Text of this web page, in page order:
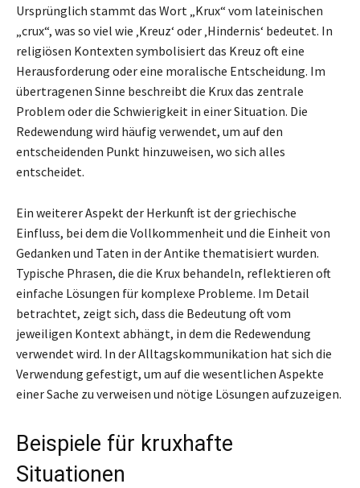
Ursprünglich stammt das Wort „Krux“ vom lateinischen
„crux“, was so viel wie ‚Kreuz‘ oder ‚Hindernis‘ bedeutet. In
religiösen Kontexten symbolisiert das Kreuz oft eine
Herausforderung oder eine moralische Entscheidung. Im
übertragenen Sinne beschreibt die Krux das zentrale
Problem oder die Schwierigkeit in einer Situation. Die
Redewendung wird häufig verwendet, um auf den
entscheidenden Punkt hinzuweisen, wo sich alles
entscheidet.
Ein weiterer Aspekt der Herkunft ist der griechische
Einfluss, bei dem die Vollkommenheit und die Einheit von
Gedanken und Taten in der Antike thematisiert wurden.
Typische Phrasen, die die Krux behandeln, reflektieren oft
einfache Lösungen für komplexe Probleme. Im Detail
betrachtet, zeigt sich, dass die Bedeutung oft vom
jeweiligen Kontext abhängt, in dem die Redewendung
verwendet wird. In der Alltagskommunikation hat sich die
Verwendung gefestigt, um auf die wesentlichen Aspekte
einer Sache zu verweisen und nötige Lösungen aufzuzeigen.
Beispiele für kruxhafte
Situationen